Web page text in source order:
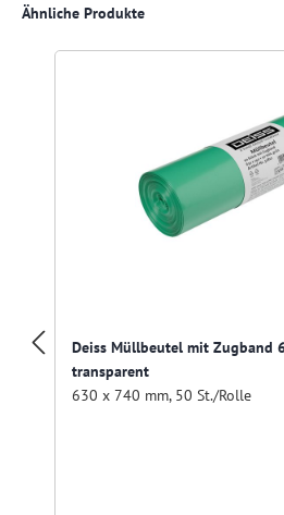
Produktgalerie überspringen
Ähnliche Produkte
Deiss Müllbeutel mit Zugband
transparent
630 x 740 mm, 50 St./Rolle